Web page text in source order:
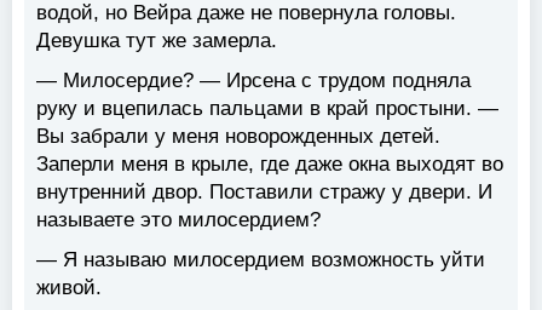
водой, но Вейра даже не повернула головы.
Девушка тут же замерла.
— Милосердие? — Ирсена с трудом подняла
руку и вцепилась пальцами в край простыни. —
Вы забрали у меня новорожденных детей.
Заперли меня в крыле, где даже окна выходят во
внутренний двор. Поставили стражу у двери. И
называете это милосердием?
— Я называю милосердием возможность уйти
живой.